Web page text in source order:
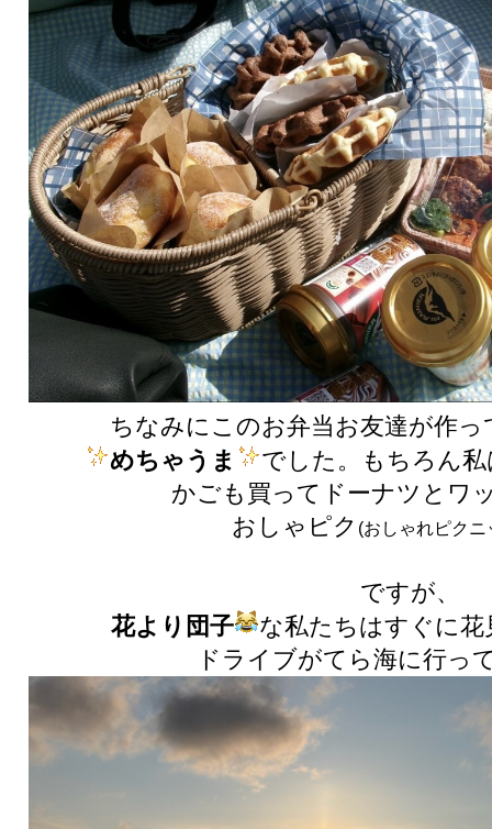
ちなみにこのお弁当お友達が作
めちゃうま
でした。もちろん
かごも買ってドーナツとワ
おしゃピク (おしゃれピクニ
ですが、
花より団子
な私たちはすぐに
ドライブがてら海に行っ